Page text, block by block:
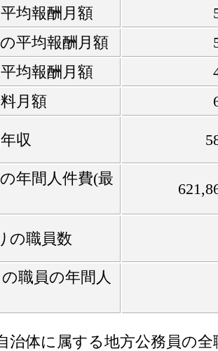
均報酬月額
平均報酬月額
均報酬月額
月額
収
年間人件費(最
の職員数
職員の年間人
治体に属する地方公務員の